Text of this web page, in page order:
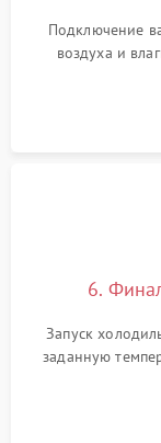
Подключение
воздуха и
электронным
6.
Запуск
заданную
компрессора,